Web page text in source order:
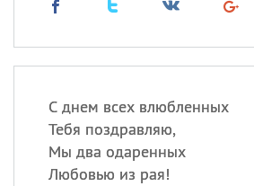
С днем всех влюбленных
Тебя поздравляю,
Мы два одаренных
Любовью из рая!